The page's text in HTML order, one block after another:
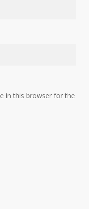
in this browser for the